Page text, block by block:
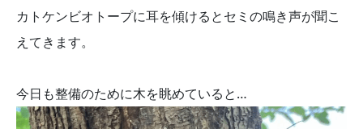
カトケンビオトープに耳を傾けるとセミの鳴き声が聞こ
えてきます。
今日も整備のために木を眺めていると…